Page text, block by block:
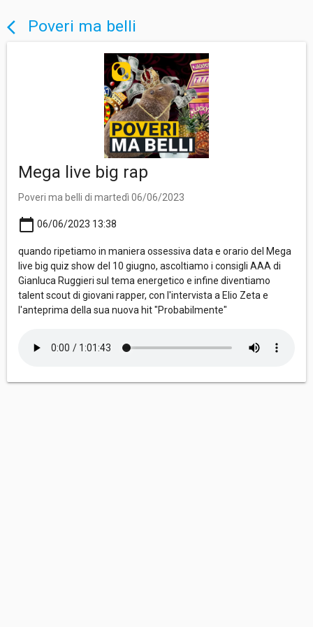
arrow_back_ios Poveri ma belli
Mega live big rap
Poveri ma belli di martedì 06/06/2023
calendar_today 06/06/2023 13:38
quando ripetiamo in maniera ossessiva data e orario del Mega
live big quiz show del 10 giugno, ascoltiamo i consigli AAA di
Gianluca Ruggieri sul tema energetico e infine diventiamo
talent scout di giovani rapper, con l'intervista a Elio Zeta e
l'anteprima della sua nuova hit "Probabilmente"